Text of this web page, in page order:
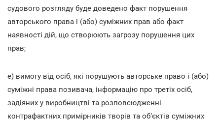
судового розгляду буде доведено факт порушення
авторського права і (або) суміжних прав або факт
наявності дій, що створюють загрозу порушення цих
прав;
е) вимогу від осіб, які порушують авторське право і (або)
суміжні права позивача, інформацію про третіх осіб,
задіяних у виробництві та розповсюдженні
контрафактних примірників творів та об’єктів суміжних